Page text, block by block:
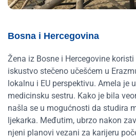
Bosna i Hercegovina
Žena iz Bosne i Hercegovine
iskustvo stečeno učešćem u
lokalnu i EU perspektivu. Amela je
medicinsku sestru. Kako je bila
našla se u mogućnosti da studira
ljekarka. Međutim, ubrzo nakon
njeni planovi vezani za karijeru